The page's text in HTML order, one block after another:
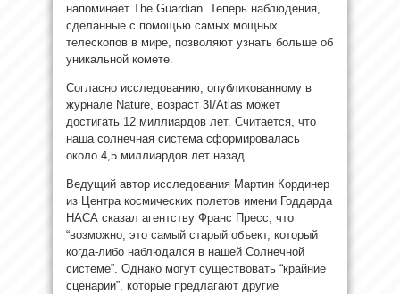
напоминает The Guardian. Теперь наблюдения,
сделанные с помощью самых мощных
телескопов в мире, позволяют узнать больше об
уникальной комете.
Согласно исследованию, опубликованному в
журнале Nature, возраст 3I/Atlas может
достигать 12 миллиардов лет. Считается, что
наша солнечная система сформировалась
около 4,5 миллиардов лет назад.
Ведущий автор исследования Мартин Кординер
из Центра космических полетов имени Годдарда
НАСА сказал агентству Франс Пресс, что
“возможно, это самый старый объект, который
когда-либо наблюдался в нашей Солнечной
системе”. Однако могут существовать “крайние
сценарии”, которые предлагают другие